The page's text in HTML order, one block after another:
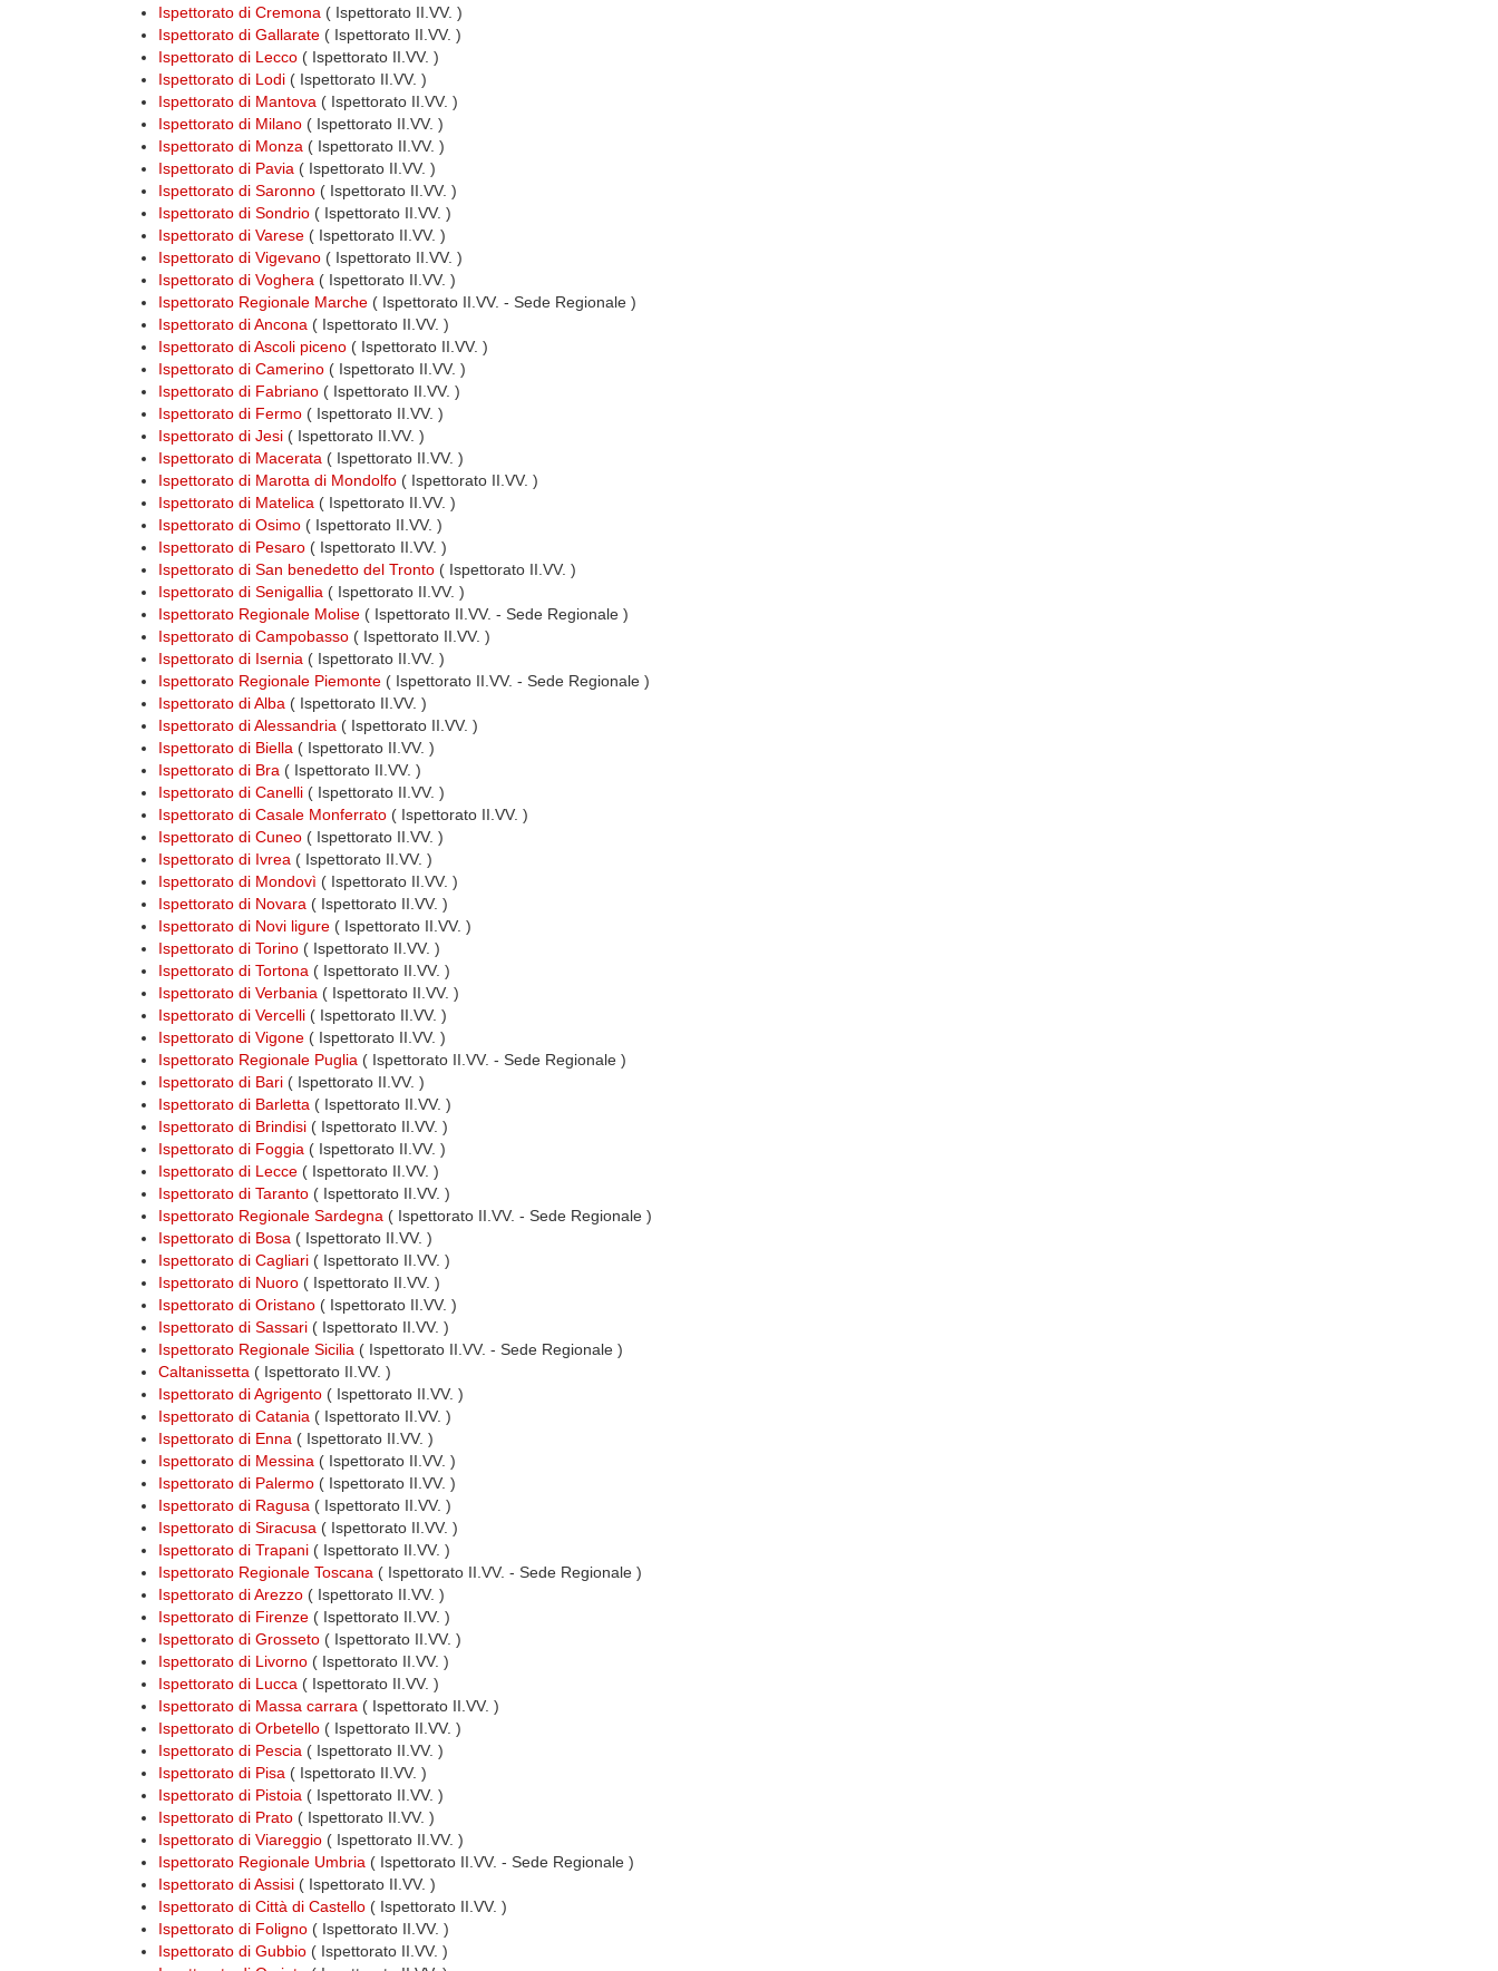
Ispettorato di Cremona ( Ispettorato II.VV. )
Ispettorato di Gallarate ( Ispettorato II.VV. )
Ispettorato di Lecco ( Ispettorato II.VV. )
Ispettorato di Lodi ( Ispettorato II.VV. )
Ispettorato di Mantova ( Ispettorato II.VV. )
Ispettorato di Milano ( Ispettorato II.VV. )
Ispettorato di Monza ( Ispettorato II.VV. )
Ispettorato di Pavia ( Ispettorato II.VV. )
Ispettorato di Saronno ( Ispettorato II.VV. )
Ispettorato di Sondrio ( Ispettorato II.VV. )
Ispettorato di Varese ( Ispettorato II.VV. )
Ispettorato di Vigevano ( Ispettorato II.VV. )
Ispettorato di Voghera ( Ispettorato II.VV. )
Ispettorato Regionale Marche ( Ispettorato II.VV. - Sede Regionale )
Ispettorato di Ancona ( Ispettorato II.VV. )
Ispettorato di Ascoli piceno ( Ispettorato II.VV. )
Ispettorato di Camerino ( Ispettorato II.VV. )
Ispettorato di Fabriano ( Ispettorato II.VV. )
Ispettorato di Fermo ( Ispettorato II.VV. )
Ispettorato di Jesi ( Ispettorato II.VV. )
Ispettorato di Macerata ( Ispettorato II.VV. )
Ispettorato di Marotta di Mondolfo ( Ispettorato II.VV. )
Ispettorato di Matelica ( Ispettorato II.VV. )
Ispettorato di Osimo ( Ispettorato II.VV. )
Ispettorato di Pesaro ( Ispettorato II.VV. )
Ispettorato di San benedetto del Tronto ( Ispettorato II.VV. )
Ispettorato di Senigallia ( Ispettorato II.VV. )
Ispettorato Regionale Molise ( Ispettorato II.VV. - Sede Regionale )
Ispettorato di Campobasso ( Ispettorato II.VV. )
Ispettorato di Isernia ( Ispettorato II.VV. )
Ispettorato Regionale Piemonte ( Ispettorato II.VV. - Sede Regionale )
Ispettorato di Alba ( Ispettorato II.VV. )
Ispettorato di Alessandria ( Ispettorato II.VV. )
Ispettorato di Biella ( Ispettorato II.VV. )
Ispettorato di Bra ( Ispettorato II.VV. )
Ispettorato di Canelli ( Ispettorato II.VV. )
Ispettorato di Casale Monferrato ( Ispettorato II.VV. )
Ispettorato di Cuneo ( Ispettorato II.VV. )
Ispettorato di Ivrea ( Ispettorato II.VV. )
Ispettorato di Mondovì ( Ispettorato II.VV. )
Ispettorato di Novara ( Ispettorato II.VV. )
Ispettorato di Novi ligure ( Ispettorato II.VV. )
Ispettorato di Torino ( Ispettorato II.VV. )
Ispettorato di Tortona ( Ispettorato II.VV. )
Ispettorato di Verbania ( Ispettorato II.VV. )
Ispettorato di Vercelli ( Ispettorato II.VV. )
Ispettorato di Vigone ( Ispettorato II.VV. )
Ispettorato Regionale Puglia ( Ispettorato II.VV. - Sede Regionale )
Ispettorato di Bari ( Ispettorato II.VV. )
Ispettorato di Barletta ( Ispettorato II.VV. )
Ispettorato di Brindisi ( Ispettorato II.VV. )
Ispettorato di Foggia ( Ispettorato II.VV. )
Ispettorato di Lecce ( Ispettorato II.VV. )
Ispettorato di Taranto ( Ispettorato II.VV. )
Ispettorato Regionale Sardegna ( Ispettorato II.VV. - Sede Regionale )
Ispettorato di Bosa ( Ispettorato II.VV. )
Ispettorato di Cagliari ( Ispettorato II.VV. )
Ispettorato di Nuoro ( Ispettorato II.VV. )
Ispettorato di Oristano ( Ispettorato II.VV. )
Ispettorato di Sassari ( Ispettorato II.VV. )
Ispettorato Regionale Sicilia ( Ispettorato II.VV. - Sede Regionale )
Caltanissetta ( Ispettorato II.VV. )
Ispettorato di Agrigento ( Ispettorato II.VV. )
Ispettorato di Catania ( Ispettorato II.VV. )
Ispettorato di Enna ( Ispettorato II.VV. )
Ispettorato di Messina ( Ispettorato II.VV. )
Ispettorato di Palermo ( Ispettorato II.VV. )
Ispettorato di Ragusa ( Ispettorato II.VV. )
Ispettorato di Siracusa ( Ispettorato II.VV. )
Ispettorato di Trapani ( Ispettorato II.VV. )
Ispettorato Regionale Toscana ( Ispettorato II.VV. - Sede Regionale )
Ispettorato di Arezzo ( Ispettorato II.VV. )
Ispettorato di Firenze ( Ispettorato II.VV. )
Ispettorato di Grosseto ( Ispettorato II.VV. )
Ispettorato di Livorno ( Ispettorato II.VV. )
Ispettorato di Lucca ( Ispettorato II.VV. )
Ispettorato di Massa carrara ( Ispettorato II.VV. )
Ispettorato di Orbetello ( Ispettorato II.VV. )
Ispettorato di Pescia ( Ispettorato II.VV. )
Ispettorato di Pisa ( Ispettorato II.VV. )
Ispettorato di Pistoia ( Ispettorato II.VV. )
Ispettorato di Prato ( Ispettorato II.VV. )
Ispettorato di Viareggio ( Ispettorato II.VV. )
Ispettorato Regionale Umbria ( Ispettorato II.VV. - Sede Regionale )
Ispettorato di Assisi ( Ispettorato II.VV. )
Ispettorato di Città di Castello ( Ispettorato II.VV. )
Ispettorato di Foligno ( Ispettorato II.VV. )
Ispettorato di Gubbio ( Ispettorato II.VV. )